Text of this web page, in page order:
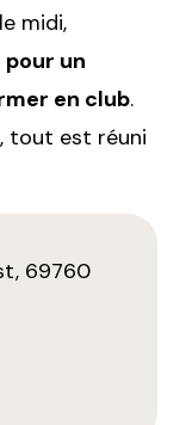
midi,
un
en club.
tout est réuni
69760